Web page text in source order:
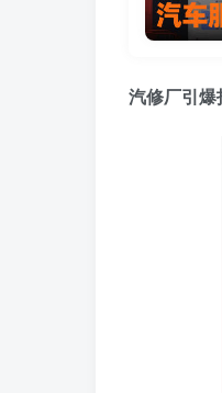
汽修厂引